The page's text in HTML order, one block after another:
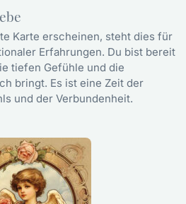
Karte erscheinen, steht dies für
Erfahrungen. Du bist bereit
tiefen Gefühle und die
bringt. Es ist eine Zeit der
und der Verbundenheit.